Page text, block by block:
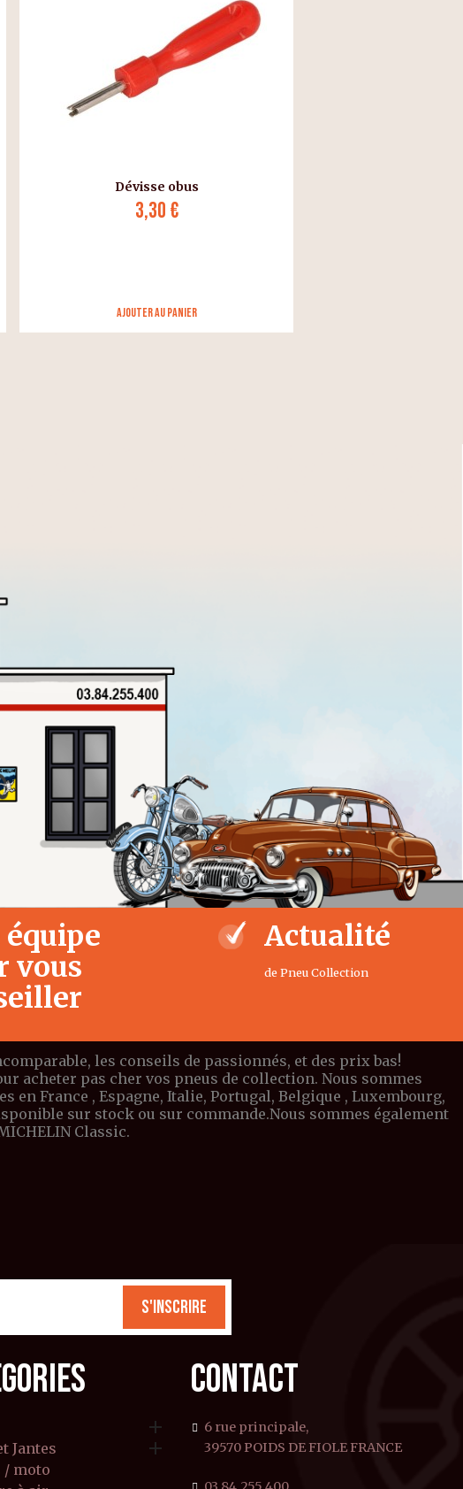
Dévisse obus
3,30 €
Ajouter au panier
équipe
vous
Actualité
de Pneu Collection
les conseils de passionnés, et des prix bas!
acheter pas cher vos pneus de collection. Nous sommes
France , Espagne, Italie, Portugal, Belgique , Luxembourg,
sur stock ou sur commande.Nous sommes également
Classic.
S'inscrire

Jantes 
/ moto
CONTACT
6 rue principale,
39570 POIDS DE FIOLE FRANCE